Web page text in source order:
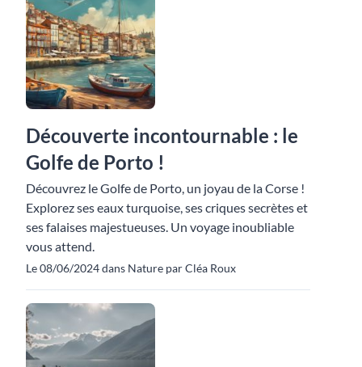
Découverte incontournable : le
Golfe de Porto !
Découvrez le Golfe de Porto, un joyau de la Corse !
Explorez ses eaux turquoise, ses criques secrètes et
ses falaises majestueuses. Un voyage inoubliable
vous attend.
Le 08/06/2024 dans Nature par Cléa Roux